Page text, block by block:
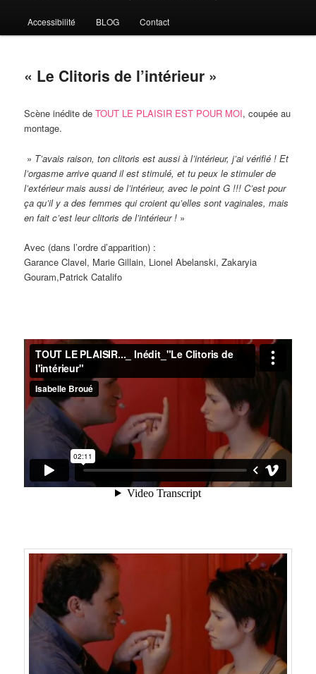
Accessibilité BLOG Contact
« Le Clitoris de l’intérieur »
Scène inédite deTOUT LE PLAISIR EST POUR MOI, coupée au
montage.
» T’avais raison, ton clitoris est aussi à l’intérieur, j’ai vérifié ! Et
l’orgasme arrive quand il est stimulé, et tu peux le stimuler de
l’extérieur mais aussi de l’intérieur, avec le point G !!! C’est pour
ça qu’il y a des femmes qui croient qu’elles sont vaginales, mais
en fait c’est leur clitoris de l’intérieur ! »
Avec (dans l’ordre d’apparition) :
Garance Clavel, Marie Gillain, Lionel Abelanski, Zakaryia
Gouram,Patrick Catalifo